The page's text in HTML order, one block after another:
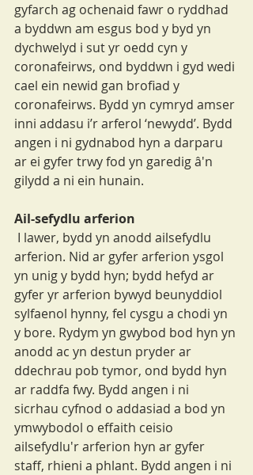
gyfarch ag ochenaid fawr o ryddhad
a byddwn am esgus bod y byd yn
dychwelyd i sut yr oedd cyn y
coronafeirws, ond byddwn i gyd wedi
cael ein newid gan brofiad y
coronafeirws. Bydd yn cymryd amser
inni addasu i’r arferol ‘newydd’. Bydd
angen i ni gydnabod hyn a darparu
ar ei gyfer trwy fod yn garedig â'n
gilydd a ni ein hunain.
Ail-sefydlu arferion
arferion. Nid ar gyfer arferion ysgol
yn unig y bydd hyn; bydd hefyd ar
gyfer yr arferion bywyd beunyddiol
sylfaenol hynny, fel cysgu a chodi yn
y bore. Rydym yn gwybod bod hyn yn
anodd ac yn destun pryder ar
ddechrau pob tymor, ond bydd hyn
ar raddfa fwy. Bydd angen i ni
sicrhau cyfnod o addasiad a bod yn
ymwybodol o effaith ceisio
ailsefydlu'r arferion hyn ar gyfer
staff, rhieni a phlant. Bydd angen i ni